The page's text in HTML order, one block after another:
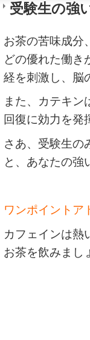
受験生の強
お茶の苦味成分
どの優れた働き
経を刺激し、脳
また、カテキン
回復に効力を発
さあ、受験生の
と、あなたの強
ワンポイントア
カフェインは熱
お茶を飲みまし